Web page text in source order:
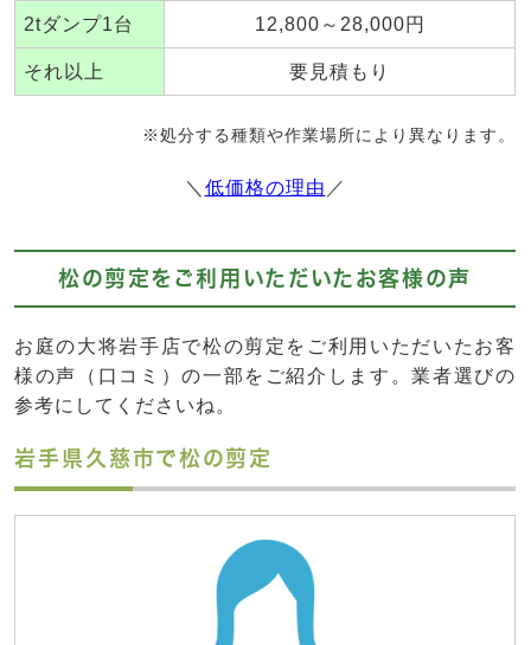
2tダンプ1台 12,800～28,000円
それ以上 要見積もり
※処分する種類や作業場所により異なります。
＼ 低価格の理由 ／
松の剪定をご利用いただいたお客様の声
お庭の大将岩手店で松の剪定をご利用いただいたお客
様の声（口コミ）の一部をご紹介します。業者選びの
参考にしてくださいね。
岩手県久慈市で松の剪定